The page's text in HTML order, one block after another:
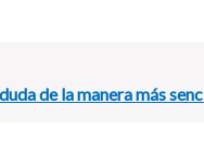
de la manera más